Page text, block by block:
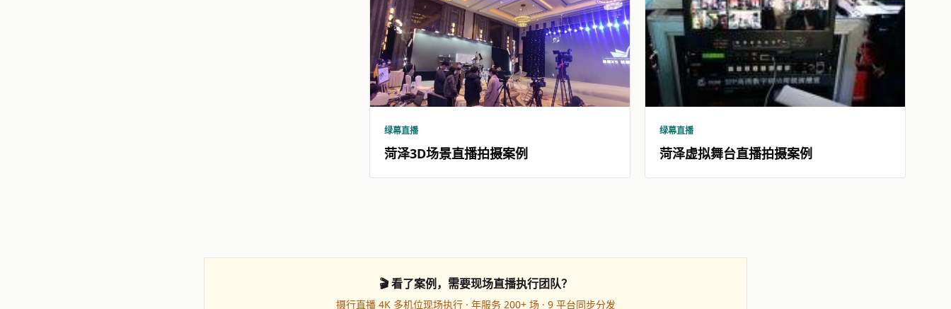
绿幕直播
菏泽3D场景直播拍摄案例
绿幕直播
菏泽虚拟舞台直播拍摄案例
🎬 看了案例，需要现场直播执行团队？
摄行直播 4K 多机位现场执行 · 年服务 200+ 场 · 9 平台同步分发